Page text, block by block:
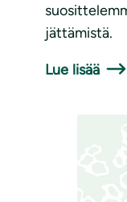
jättämistä.
Lue lisää